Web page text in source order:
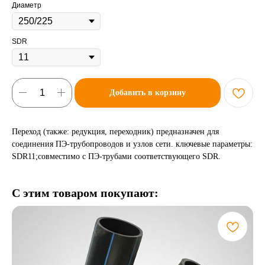
Диаметр
SDR
Добавить в корзину
Переход (также: редукция, переходник) предназначен для
соединения ПЭ-трубопроводов и узлов сети. ключевые параметры:
SDR11;совместимо с ПЭ-трубами соответствующего SDR.
С этим товаром покупают: